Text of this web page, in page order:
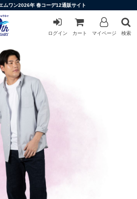
ムワン2026年 春コーデ12通販サイト
ログイン カート マイページ 検索